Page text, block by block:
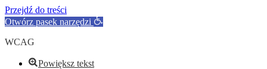
Przejdź do treści
Otwórz pasek narzędzi
WCAG
Powiększ tekst